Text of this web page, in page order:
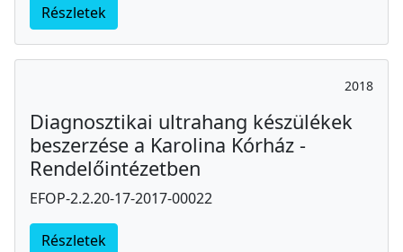
Részletek
2018
Diagnosztikai ultrahang készülékek
beszerzése a Karolina Kórház -
Rendelőintézetben
EFOP-2.2.20-17-2017-00022
Részletek